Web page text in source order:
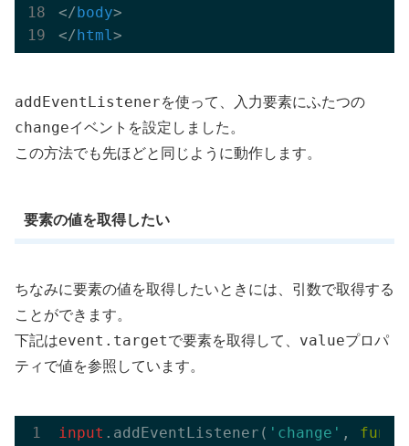
</ body>
</ html>
addEventListenerを使って、入力要素にふたつの
changeイベントを設定しました。
この方法でも先ほどと同じように動作します。
要素の値を取得したい
ちなみに要素の値を取得したいときには、引数で取得する
ことができます。
下記はevent.targetで要素を取得して、 valueプロパ
ティで値を参照しています。
input .addEventListener( 'change' ,